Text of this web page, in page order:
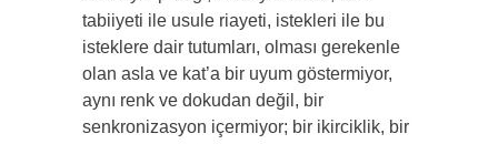
tabiiyeti ile usule riayeti, istekleri ile bu
isteklere dair tutumları, olması gerekenle
olan asla ve kat’a bir uyum göstermiyor,
aynı renk ve dokudan değil, bir
senkronizasyon içermiyor; bir ikirciklik, bir